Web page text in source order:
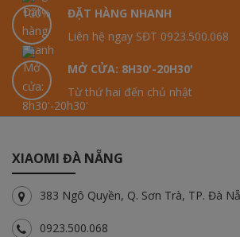
ĐẶT HÀNG NHANH
Liên hệ ngay SĐT 0923.500.068
MỞ CỬA: 8H30'-20H30'
Từ thứ hai đến chủ nhật
XIAOMI ĐÀ NẴNG
383 Ngô Quyền, Q. Sơn Trà, TP. Đà
0923.500.068